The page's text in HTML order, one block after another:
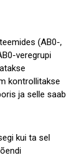
(AB0-,
veregrupi
kontrollitakse
ja selle saab
kui ta sel